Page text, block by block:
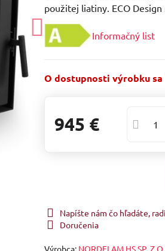
použitej liatiny. ECO
Informačný list
O dostupnosti výrobku
945 €
Napíšte nám čo hľadáte,
Doručenia
Výrobca: NORDFLAM HS SP. Z